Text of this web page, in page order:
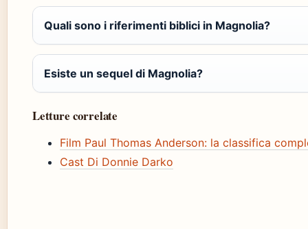
Quali sono i riferimenti biblici in Magnolia?
Esiste un sequel di Magnolia?
Letture correlate
Film Paul Thomas Anderson: la classifica
Cast Di Donnie Darko